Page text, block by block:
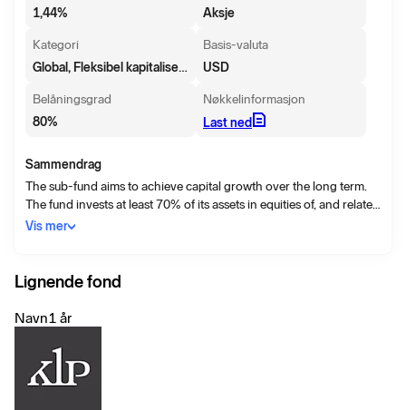
1,44%
Aksje
Kategori
Global, Fleksibel kapitalisering
Basis-valuta
USD
Belåningsgrad
80%
Nøkkelinformasjon
Last ned
Sammendrag
The sub-fund aims to achieve capital growth over the long term.
The fund invests at least 70% of its assets in equities of, and related
instruments providing exposure to, companies throughout the
markets: up to 50% • Money market instruments: up to 20%. In
actively managing the fund, the Investment Manager considers
valuation metrics, company financials, return on capital, cash flows
and other measures, as well as company management, industry,
economic conditions, and other characteristics.
Vis mer
Lignende fond
Navn1 år